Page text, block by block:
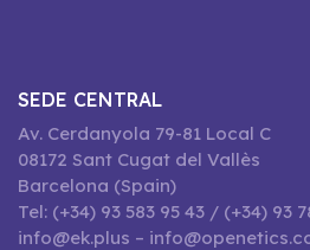
SEDE CENTRAL
Av. Cerdanyola 79-81 Local C
08172 Sant Cugat del Vallès
Barcelona (Spain)
Tel: (+34) 93 583 95 43 / (+34) 93
info@ek.plus –